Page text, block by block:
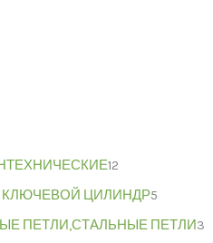
12
КЛЮЧЕВОЙ ЦИЛИНДР5
ПЕТЛИ,СТАЛЬНЫЕ ПЕТЛИ3